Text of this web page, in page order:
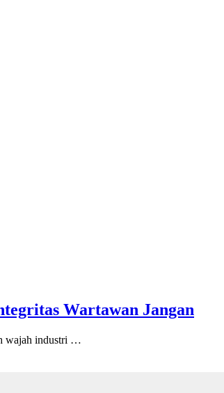
Wartawan Jangan
wajah industri …